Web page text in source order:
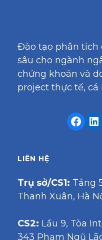
Đào tạo phân tích
sâu cho ngành
chứng khoán và
project thực tế, cá
LIÊN HỆ
Trụ sở/CS1: Tầng
Thanh Xuân, Hà
CS2: Lầu 9, Tòa
343 Phạm Ngũ